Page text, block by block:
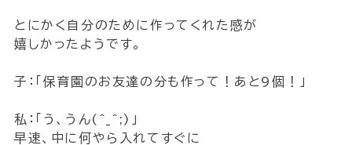
とにかく自分のために作ってくれた感が
嬉しかったようです。
子：「保育園のお友達の分も作って！あと9個！」
私：「う、うん(^_^;)」
早速、中に何やら入れてすぐに